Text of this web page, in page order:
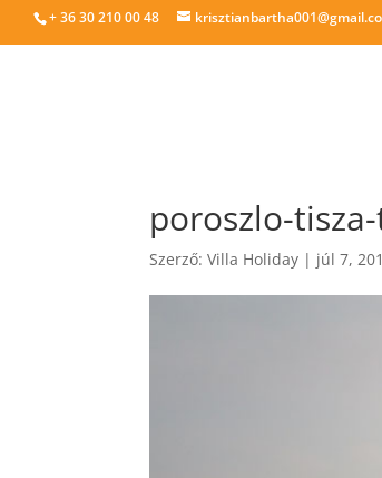
+ 36 30 210 00 48
poroszlo-
Szerző:Villa Holiday | júl 7,